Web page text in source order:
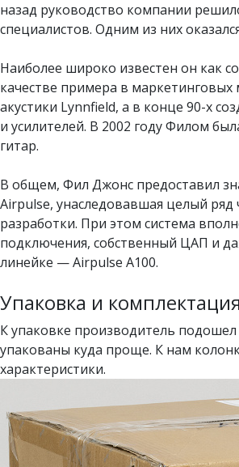
назад руководство компании
специалистов. Одним из них
Наиболее широко известен он как
качестве примера в маркетинговых
акустики Lynnfield, а в конце 90-х
и усилителей. В 2002 году Филом
гитар.
В общем, Фил Джонс предоставил
Airpulse, унаследовавшая целый
разработки. При этом система
подключения, собственный ЦАП и
линейке — Airpulse A100.
Упаковка и комплектация
К упаковке производитель
упакованы куда проще. К нам
характеристики.